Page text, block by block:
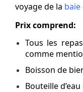
voyage de la baie
Prix comprend:
Tous les
comme
Boisson de
Bouteille